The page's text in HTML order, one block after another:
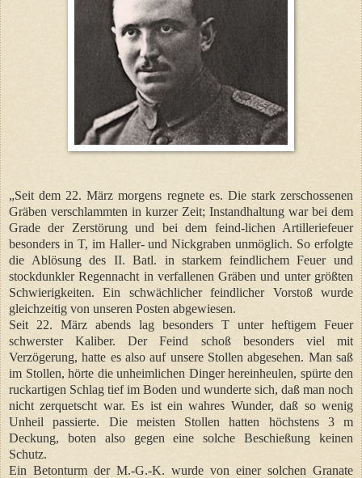
„Seit dem 22. März morgens regnete es. Die stark zerschossenen
Gräben verschlammten in kurzer Zeit; Instandhaltung war bei dem
Grade der Zerstörung und bei dem feind-lichen Artilleriefeuer
besonders in T, im Haller- und Nickgraben unmöglich. So erfolgte
die Ablösung des II. Batl. in starkem feindlichem Feuer und
stockdunkler Regennacht in verfallenen Gräben und unter größten
Schwierigkeiten. Ein schwächlicher feindlicher Vorstoß wurde
gleichzeitig von unseren Posten abgewiesen.
Seit 22. März abends lag besonders T unter heftigem Feuer
schwerster Kaliber. Der Feind schoß besonders viel mit
Verzögerung, hatte es also auf unsere Stollen abgesehen. Man saß
im Stollen, hörte die unheimlichen Dinger hereinheulen, spürte den
ruckartigen Schlag tief im Boden und wunderte sich, daß man noch
nicht zerquetscht war. Es ist ein wahres Wunder, daß so wenig
Unheil passierte. Die meisten Stollen hatten höchstens 3 m
Deckung, boten also gegen eine solche Beschießung keinen
Schutz.
Ein Betonturm der M.-G.-K. wurde von einer solchen Granate